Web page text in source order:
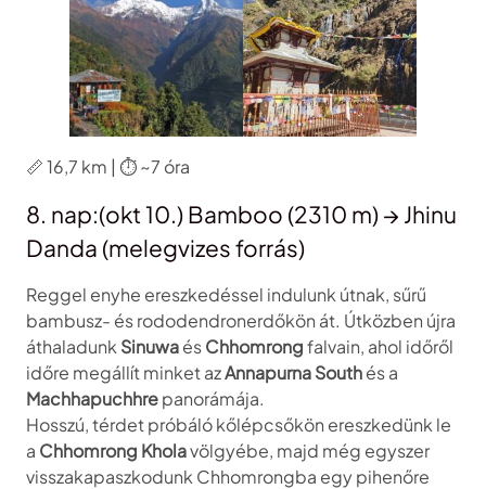
📏 16,7 km | ⏱️ ~7 óra
8. nap:(okt 10.) Bamboo (2310 m) → Jhinu
Danda (melegvizes forrás)
Reggel enyhe ereszkedéssel indulunk útnak, sűrű
bambusz- és rododendronerdőkön át. Útközben újra
áthaladunk SinuwaésChhomrongfalvain, ahol időről
időre megállít minket azAnnapurna Southés a
Machhapuchhrepanorámája.
Hosszú, térdet próbáló kőlépcsőkön ereszkedünk le
a Chhomrong Kholavölgyébe, majd még egyszer
visszakapaszkodunk Chhomrongba egy pihenőre